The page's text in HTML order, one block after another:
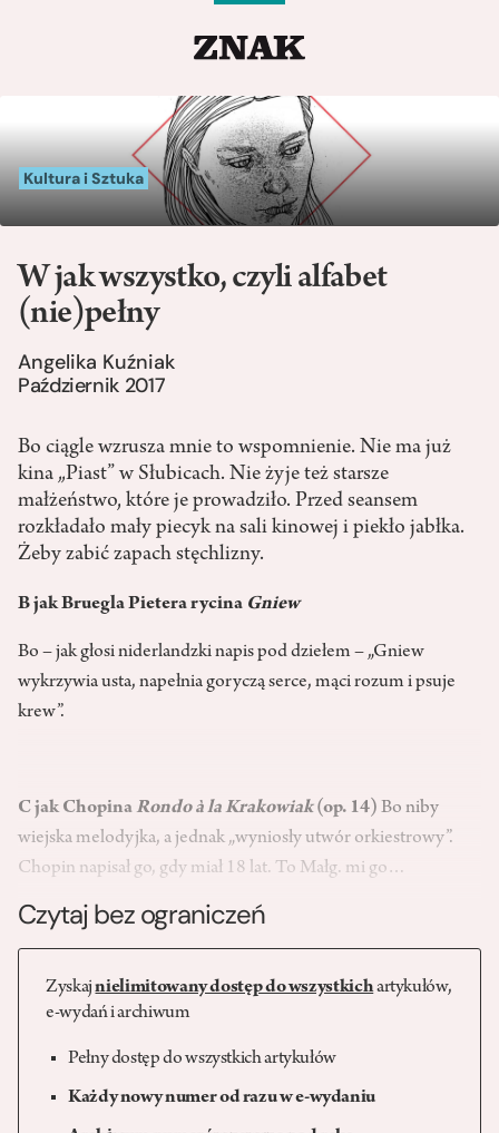
Kultura i Sztuka
W jak wszystko, czyli alfabet
(nie)pełny
Angelika Kuźniak
Październik 2017
Bo ciągle wzrusza mnie to wspomnienie. Nie ma już
kina „Piast” w Słubicach. Nie żyje też starsze
małżeństwo, które je prowadziło. Przed seansem
rozkładało mały piecyk na sali kinowej i piekło jabłka.
Żeby zabić zapach stęchlizny.
B jak Bruegla Pietera rycina Gniew
Bo – jak głosi niderlandzki napis pod dziełem – „Gniew
wykrzywia usta, napełnia goryczą serce, mąci rozum i psuje
krew”.
C jak Chopina Rondo à la Krakowiak(op. 14) Bo niby
wiejska melodyjka, a jednak „wyniosły utwór orkiestrowy”.
Chopin napisał go, gdy miał 18 lat. To Małg. mi go…
Czytaj bez ograniczeń
Zyskajnielimitowany dostęp do wszystkichartykułów,
e-wydań i archiwum
Pełny dostęp do wszystkich artykułów
Każdy nowy numer od razu w e-wydaniu